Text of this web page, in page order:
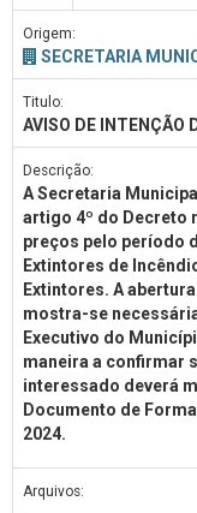
Origem:
SECRETARIA
Titulo:
AVISO DE INTENÇÃO
Descrição:
A Secretaria
artigo 4º do Decreto
preços pelo período
Extintores de
Extintores. A
mostra-se
Executivo do
maneira a confirmar
interessado deverá
Documento de
2024.
Arquivos: